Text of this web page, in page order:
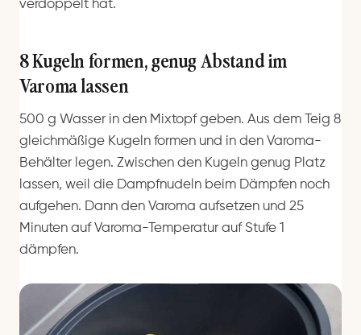
verdoppelt hat.
8 Kugeln formen, genug Abstand im
Varoma lassen
500 g Wasser in den Mixtopf geben. Aus dem Teig 8
gleichmäßige Kugeln formen und in den Varoma-
Behälter legen. Zwischen den Kugeln genug Platz
lassen, weil die Dampfnudeln beim Dämpfen noch
aufgehen. Dann den Varoma aufsetzen und 25
Minuten auf Varoma-Temperatur auf Stufe 1
dämpfen.